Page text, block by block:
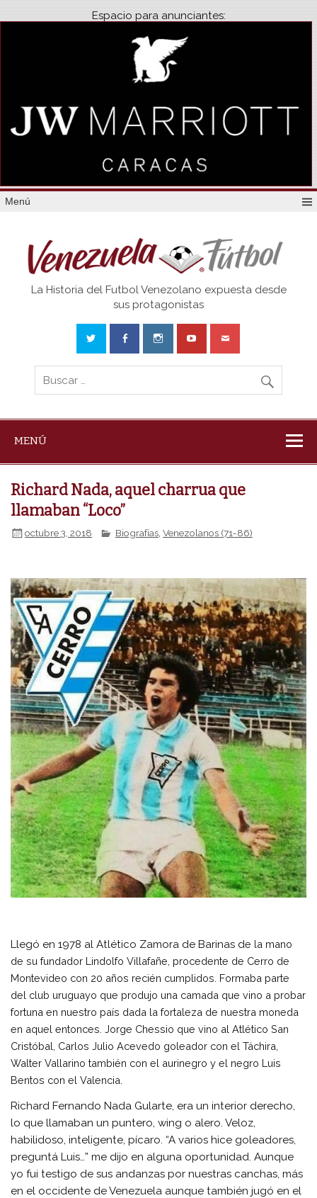
Espacio para anunciantes:
Menú
Venezuela
La Historia del Futbol Venezolano expuesta desde
sus protagonistas
MENÚ
Richard Nada, aquel charrua que
llamaban “Loco”
octubre 3, 2018 Biografías ,Venezolanos (71-86)
Llegó en 1978 al Atlético Zamora de Barinas de la mano
de su fundador Lindolfo Villafañe, procedente de Cerro de
Montevideo con 20 años recién cumplidos. Formaba parte
del club uruguayo que produjo una camada que vino a probar
fortuna en nuestro país dada la fortaleza de nuestra moneda
en aquel entonces. Jorge Chessio que vino al Atlético San
Cristóbal, Carlos Julio Acevedo goleador con el Táchira,
Walter Vallarino también con el aurinegro y el negro Luis
Bentos con el Valencia.
Richard Fernando Nada Gularte, era un interior derecho,
lo que llamaban un puntero, wing o alero. Veloz,
habilidoso, inteligente, pícaro. “A varios hice goleadores,
preguntá Luis…” me dijo en alguna oportunidad. Aunque
yo fui testigo de sus andanzas por nuestras canchas, más
en el occidente de Venezuela aunque también jugó en el